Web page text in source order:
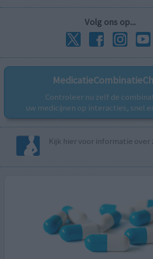
Volg ons op...
Controleer nu zelf de
uw medicijnen op interacties, snel
Kijk hier voor informatie over